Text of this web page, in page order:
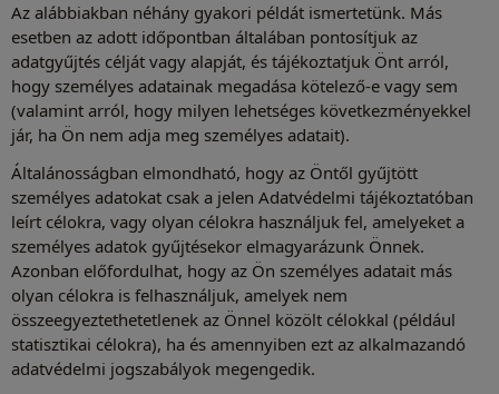
Az alábbiakban néhány gyakori példát ismertetünk. Más
esetben az adott időpontban általában pontosítjuk az
adatgyűjtés célját vagy alapját, és tájékoztatjuk Önt arról,
hogy személyes adatainak megadása kötelező-e vagy sem
(valamint arról, hogy milyen lehetséges következményekkel
jár, ha Ön nem adja meg személyes adatait).
Általánosságban elmondható, hogy az Öntől gyűjtött
személyes adatokat csak a jelen Adatvédelmi tájékoztatóban
leírt célokra, vagy olyan célokra használjuk fel, amelyeket a
személyes adatok gyűjtésekor elmagyarázunk Önnek.
Azonban előfordulhat, hogy az Ön személyes adatait más
olyan célokra is felhasználjuk, amelyek nem
összeegyeztethetetlenek az Önnel közölt célokkal (például
statisztikai célokra), ha és amennyiben ezt az alkalmazandó
adatvédelmi jogszabályok megengedik.